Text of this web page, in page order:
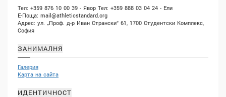
Тел: +359 876 10 00 39 - Явор Тел: +359 888 03 04 24 - Ели
Е-Поща: mail@athleticstandard.org
Адрес: ул. „Проф. д-р Иван Странски“ 61, 1700 Студентски Комплекс,
София
ЗАНИМАЛНЯ
Галерия
Карта на сайта
ИДЕНТИЧНОСТ